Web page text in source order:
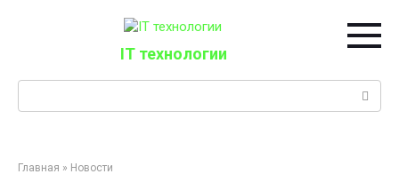
IT технологии
Главная » Новости